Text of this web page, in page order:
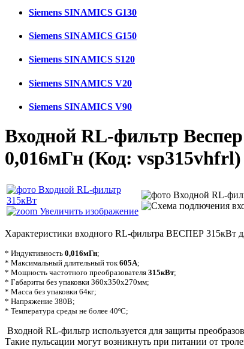
Siemens SINAMICS G130
Siemens SINAMICS G150
Siemens SINAMICS S120
Siemens SINAMICS V20
Siemens SINAMICS V90
Входной RL-фильтр
0,016мГн (Код: vsp315vhfrl)
Увеличить изображение
Характеристики входного RL-фильтра ВЕСПЕР 315кВт
* Индуктивность 0,016мГн;
* Максимальный длительный ток 605А;
* Мощность частотного преобразователя 315кВт;
* Габариты без упаковки 360х350х270мм;
* Масса без упаковки 64кг;
* Напряжение 380В;
* Температура среды не более 40ºС;
Входной RL-фильтр используется для защиты
Такие пульсации могут возникнуть при питании от